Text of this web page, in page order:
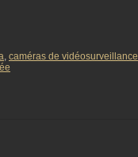
, caméras de vidéosurveillance